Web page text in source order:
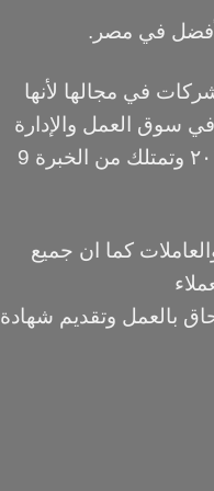
في مصر.
في مجالها لأنها
سوق العمل والإدارة
أنشأت شركة رويال سرفيس من عام ٢٠١٢ وتمتلك من الخبرة 9
كما ان جميع
بالعمل وتقديم شهادة